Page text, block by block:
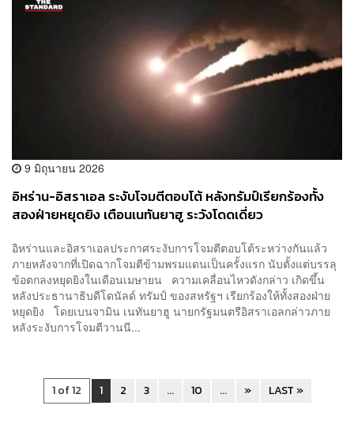
9 มิถุนายน 2026
อิหร่าน-อิสราเอล ระงับโจมตีตอบโต้ หลังทรัมป์เรียกร้องทั้ง
สองฝ่ายหยุดยิง เตือนเนทันยาฮู ระวังโดดเดี่ยว
อิหร่านและอิสราเอลประกาศระงับการโจมตีตอบโต้ระหว่างกันแล้ว
ภายหลังจากที่เปิดฉากโจมตีข้ามพรมแดนเป็นครั้งแรก นับตั้งแต่บรรลุ
ข้อตกลงหยุดยิงในเดือนเมษายน ความเคลื่อนไหวดังกล่าว เกิดขึ้น
หลังประธานาธิบดีโดนัลด์ ทรัมป์ ของสหรัฐฯ เรียกร้องให้ทั้งสองฝ่าย
หยุดยิง โดยเบนจามิน เนทันยาฮู นายกรัฐมนตรีอิสราเอลกล่าวภาย
หลังระงับการโจมตีวานนี...
1 of 12 1 2 3 ... 10 ... » LAST »